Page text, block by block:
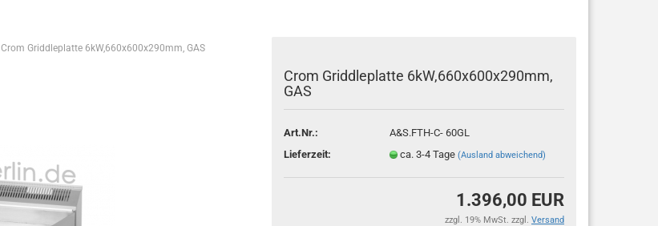
Crom Griddleplatte 6kW,660x600x290mm, GAS
Crom Griddleplatte 6kW,660x600x290mm,
GAS
Art.Nr.:
A&S.FTH-C- 60GL
Lieferzeit:
ca. 3-4 Tage (Ausland abweichend)
1.396,00 EUR
zzgl. 19% MwSt. zzgl. Versand